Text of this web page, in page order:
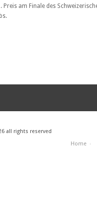
am Finale des
all rights reserved
Home